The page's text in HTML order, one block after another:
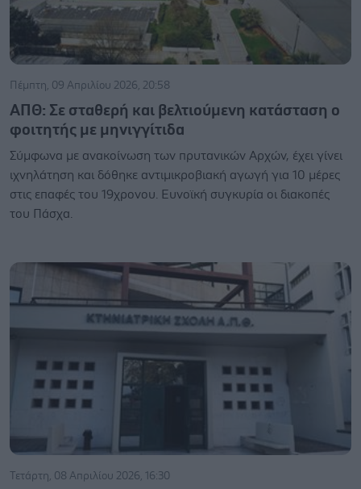
Πέμπτη, 09 Απριλίου 2026, 20:58
ΑΠΘ: Σε σταθερή και βελτιούμενη κατάσταση ο
φοιτητής με μηνιγγίτιδα
Σύμφωνα με ανακοίνωση των πρυτανικών Αρχών, έχει γίνει
ιχνηλάτηση και δόθηκε αντιμικροβιακή αγωγή για 10 μέρες
στις επαφές του 19χρονου. Ευνοϊκή συγκυρία οι διακοπές
του Πάσχα.
Τετάρτη, 08 Απριλίου 2026, 16:30